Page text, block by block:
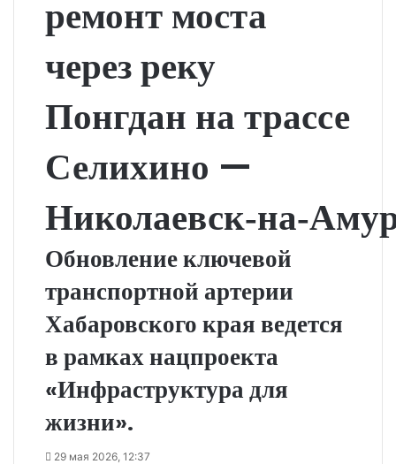
ремонт моста
через реку
Понгдан на трассе
Селихино —
Обновление ключевой
транспортной артерии
Хабаровского края ведется
в рамках нацпроекта
«Инфраструктура для
жизни».
29 мая 2026, 12:37